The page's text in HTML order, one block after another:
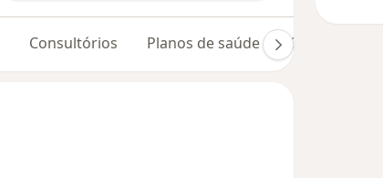
Consultórios Planos de saúde Opiniões (19)